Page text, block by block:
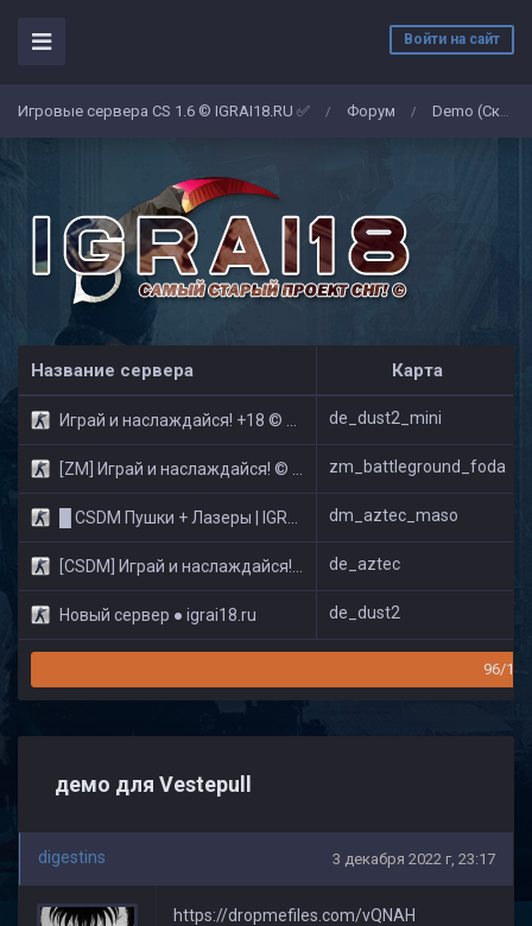
Войти на сайт
Игровые сервера CS 1.6 © IGRAI18.RU ✅ / Форум / Demo (Скриншоты)
Название сервера Карта
Играй и наслаждайся! +18 © Public de_dust2_mini
[ZM] Играй и наслаждайся! © Zombie Show zm_battleground_foda
█ CSDM Пушки + Лазеры | IGRAI18.RU ツ █ dm_aztec_maso
[CSDM] Играй и наслаждайся! © Classic de_aztec
Новый сервер ● igrai18.ru de_dust2
96/160
демо для Vestepull
digestins 3 декабря 2022 г, 23:17
https://dropmefiles.com/vQNAH